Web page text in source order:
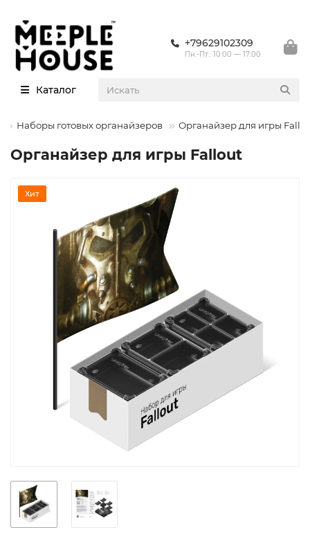
+79629102309
Пн.-Пт.: 10:00 — 17:00
Каталог
Наборы готовых органайзеров Органайзер для игры
Органайзер для игры Fallout
Хит